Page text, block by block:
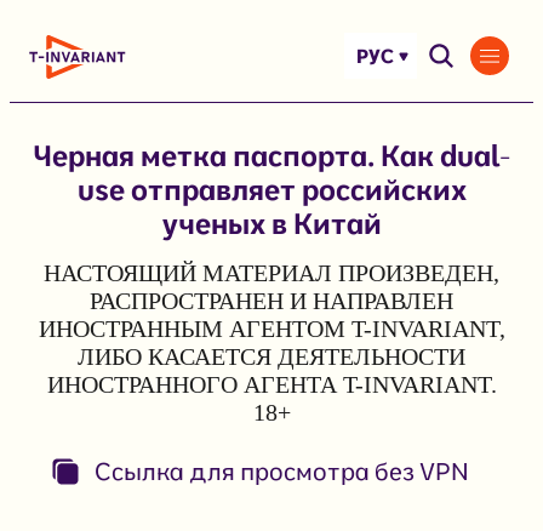
РУС
Черная метка паспорта. Как dual-
use отправляет российских
ученых в Китай
НАСТОЯЩИЙ МАТЕРИАЛ ПРОИЗВЕДЕН,
РАСПРОСТРАНЕН И НАПРАВЛЕН
ИНОСТРАННЫМ АГЕНТОМ T-INVARIANT,
ЛИБО КАСАЕТСЯ ДЕЯТЕЛЬНОСТИ
ИНОСТРАННОГО АГЕНТА T-INVARIANT.
18+
Ссылка для просмотра без VPN